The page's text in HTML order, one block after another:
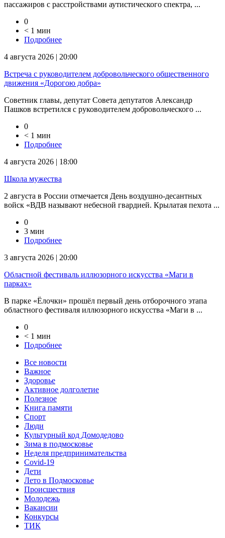
пассажиров с расстройствами аутистического спектра, ...
0
< 1 мин
Подробнее
4 августа 2026 | 20:00
Встреча с руководителем добровольческого общественного
движения «Дорогою добра»
Советник главы, депутат Совета депутатов Александр
Пашков встретился с руководителем добровольческого ...
0
< 1 мин
Подробнее
4 августа 2026 | 18:00
Школа мужества
2 августа в России отмечается День воздушно-десантных
войск «ВДВ называют небесной гвардией. Крылатая пехота ...
0
3 мин
Подробнее
3 августа 2026 | 20:00
Областной фестиваль иллюзорного искусства «Маги в
парках»
В парке «Ёлочки» прошёл первый день отборочного этапа
областного фестиваля иллюзорного искусства «Маги в ...
0
< 1 мин
Подробнее
Все новости
Важное
Здоровье
Активное долголетие
Полезное
Книга памяти
Спорт
Люди
Культурный код Домодедово
Зима в подмосковье
Неделя предпринимательства
Covid-19
Дети
Лето в Подмосковье
Происшествия
Молодежь
Вакансии
Конкурсы
ТИК